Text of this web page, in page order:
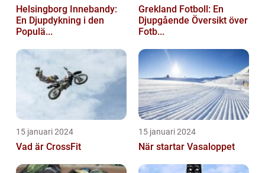
Helsingborg Innebandy:
En Djupdykning i den
Populä...
Grekland Fotboll: En
Djupgående Översikt över
Fotb...
15 januari 2024
Vad är CrossFit
15 januari 2024
När startar Vasaloppet